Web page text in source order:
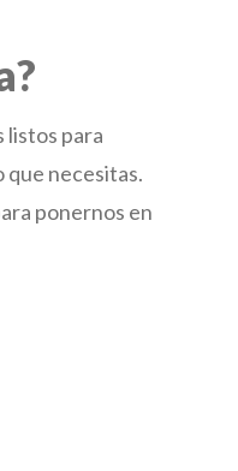
listos para
necesitas.
ponernos en